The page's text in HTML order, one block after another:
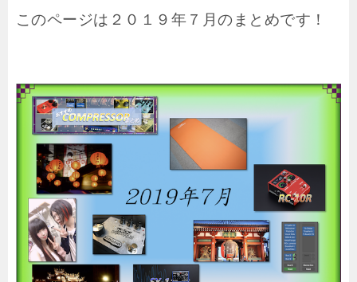
このページは２０１９年７月のまとめです！